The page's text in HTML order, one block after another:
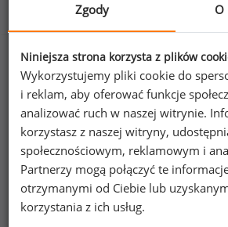
6%
Kobiety
17
Zgody O
Niniejsza strona korzysta z plików
Wykorzystujemy pliki cookie do
i reklam, aby oferować funkcje
analizować ruch w naszej witrynie.
korzystasz z naszej witryny,
społecznościowym, reklamowym i
Partnerzy mogą połączyć te
otrzymanymi od Ciebie lub
korzystania z ich usług.